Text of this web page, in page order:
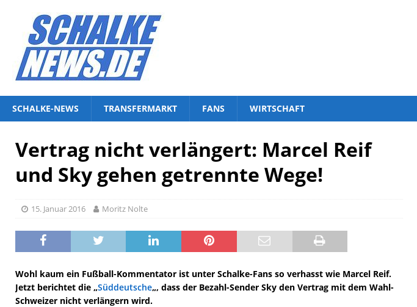
SCHALKE-NEWS TRANSFERMARKT FANS WIRTSCHAFT
Vertrag nicht verlängert: Marcel Reif
und Sky gehen getrennte Wege!
15. Januar 2016 Moritz Nolte
Wohl kaum ein Fußball-Kommentator ist unter Schalke-Fans so verhasst wie Marcel Reif.
Jetzt berichtet die „Süddeutsche„, dass der Bezahl-Sender Sky den Vertrag mit dem Wahl-
Schweizer nicht verlängern wird.